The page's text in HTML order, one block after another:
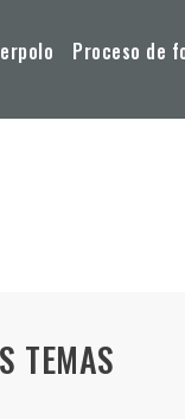
Proceso de
TEMAS